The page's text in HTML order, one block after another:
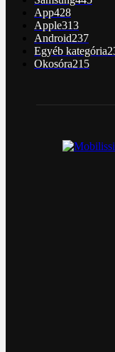
App428
Apple313
Android237
Egyéb kategória
Okosóra215